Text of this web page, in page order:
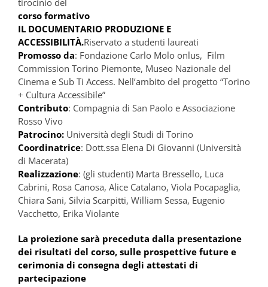
tirocinio del
corso formativo
IL DOCUMENTARIO PRODUZIONE E
ACCESSIBILITÀ.Riservato a studenti laureati
Promosso da: Fondazione Carlo Molo onlus, Film
Commission Torino Piemonte, Museo Nazionale del
Cinema e Sub Ti Access. Nell’ambito del progetto “Torino
+ Cultura Accessibile”
Contributo: Compagnia di San Paolo e Associazione
Rosso Vivo
Patrocino: Università degli Studi di Torino
Coordinatrice: Dott.ssa Elena Di Giovanni (Università
di Macerata)
Realizzazione: (gli studenti) Marta Bressello, Luca
Cabrini, Rosa Canosa, Alice Catalano, Viola Pocapaglia,
Chiara Sani, Silvia Scarpitti, William Sessa, Eugenio
Vacchetto, Erika Violante
La proiezione sarà preceduta dalla presentazione
dei risultati del corso, sulle prospettive future e
cerimonia di consegna degli attestati di
partecipazione